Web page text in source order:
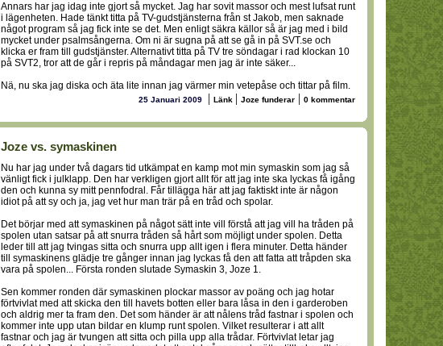
Annars har jag idag inte gjort så mycket. Jag har sovit massor och mest lufsat runt
i lägenheten. Hade tänkt titta på TV-gudstjänsterna från st Jakob, men saknade
något program så jag fick inte se det. Men enligt säkra källor så är jag med i bild
mycket under psalmsångerna. Om ni är sugna på att se gå in på SVT.se och
klicka er fram till gudstjänster. Alternativt titta på TV tre söndagar i rad klockan 10
på SVT2, tror att de går i repris på måndagar men jag är inte säker...
Nä, nu ska jag diska och äta lite innan jag värmer min vetepåse och tittar på film.
25 Januari 2009 | Länk | Joze funderar | 0 kommentar
Joze vs. symaskinen
Nu har jag under två dagars tid utkämpat en kamp mot min symaskin som jag så
vänligt fick i julklapp. Den har verkligen gjort allt för att jag inte ska lyckas få igång
den och kunna sy mitt pennfodral. Får tillägga här att jag faktiskt inte är någon
idiot på att sy och ja, jag vet hur man trär på en tråd och spolar.
Det börjar med att symaskinen på något sätt inte vill förstå att jag vill ha tråden på
spolen utan satsar på att snurra tråden så hårt som möjligt under spolen. Detta
leder till att jag tvingas sitta och snurra upp allt igen i flera minuter. Detta händer
till symaskinens glädje tre gånger innan jag lyckas få den att fatta att tråpden ska
vara på spolen... Första ronden slutade Symaskin 3, Joze 1.
Sen kommer ronden där symaskinen plockar massor av poäng och jag hotar
förtvivlat med att skicka den till havets botten eller bara låsa in den i garderoben
och aldrig mer ta fram den. Det som händer är att nålens tråd fastnar i spolen och
kommer inte upp utan bildar en klump runt spolen. Vilket resulterar i att allt
fastnar och jag är tvungen att sitta och pilla upp alla trådar. Förtvivlat letar jag